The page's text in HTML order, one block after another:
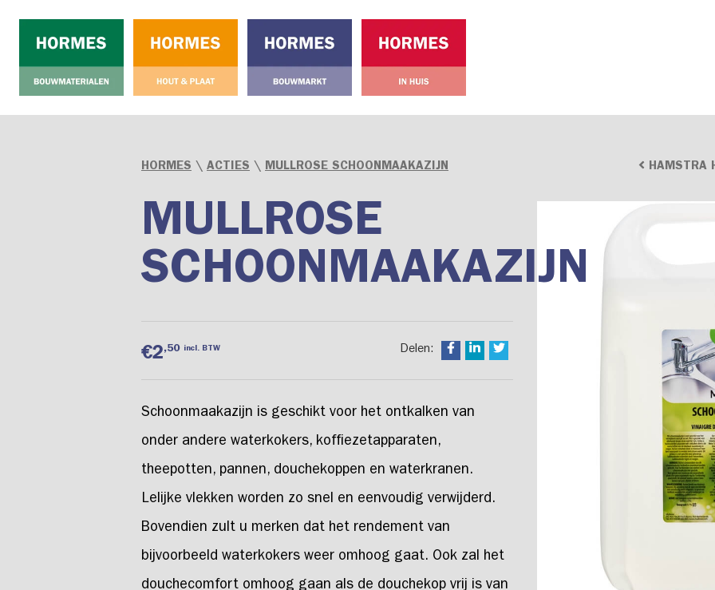
HORMES \ ACTIES \ MULLROSE SCHOONMAAKAZIJN HAMSTRA
MULLROSE
SCHOONMAAKAZIJN
€2,50 incl. BTW Delen:
Schoonmaakazijn is geschikt voor het ontkalken van
onder andere waterkokers, koffiezetapparaten,
theepotten, pannen, douchekoppen en waterkranen.
Lelijke vlekken worden zo snel en eenvoudig verwijderd.
Bovendien zult u merken dat het rendement van
bijvoorbeeld waterkokers weer omhoog gaat. Ook zal het
douchecomfort omhoog gaan als de douchekop vrij is van